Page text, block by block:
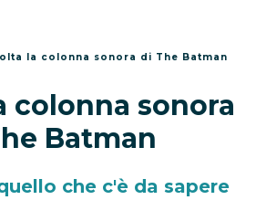
la colonna sonora di The Batman
colonna sonora
Batman
che c'è da sapere